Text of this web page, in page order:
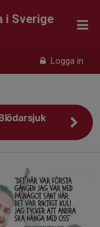
Logga in
i Sverige